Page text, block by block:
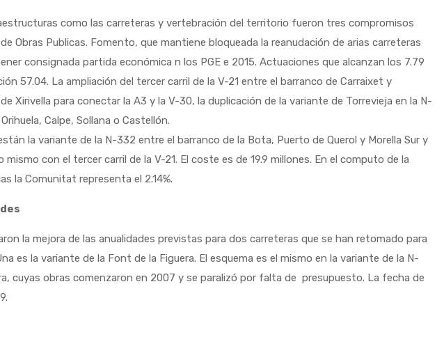
como las carreteras y vertebración del territorio fueron tres compromisos
Obras Publicas. Fomento, que mantiene bloqueada la reanudación de arias carreteras
consignada partida económica n los PGE e 2015. Actuaciones que alcanzan los 7.79
57.04. La ampliación del tercer carril de la V-21 entre el barranco de Carraixet y
Xirivella para conectar la A3 y la V-30, la duplicación de la variante de Torrevieja en la N-
Calpe, Sollana o Castellón.
la variante de la N-332 entre el barranco de la Bota, Puerto de Querol y Morella Sur y
mismo con el tercer carril de la V-21. El coste es de 19.9 millones. En el computo de la
la Comunitat representa el 2.14%.
la mejora de las anualidades previstas para dos carreteras que se han retomado para
es la variante de la Font de la Figuera. El esquema es el mismo en la variante de la N-
cuyas obras comenzaron en 2007 y se paralizó por falta de presupuesto. La fecha de